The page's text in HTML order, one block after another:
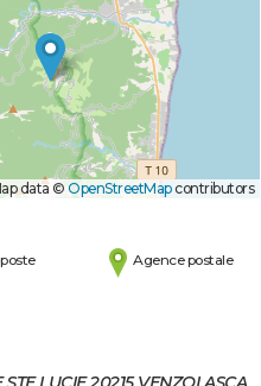
data © OpenStreetMapcontributors
Agence postale